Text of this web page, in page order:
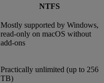
NTFS
Mostly supported by Windows,
read-only on macOS without
add-ons
Practically unlimited (up to 256
TB)